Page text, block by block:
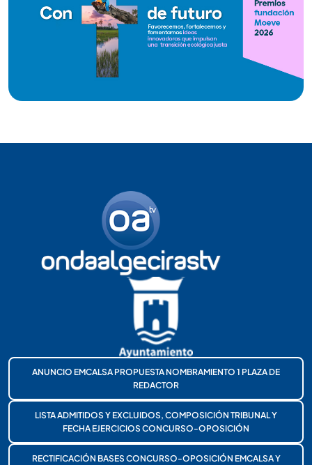
ANUNCIO EMCALSA PROPUESTA NOMBRAMIENTO 1 PLAZA DE
REDACTOR
LISTA ADMITIDOS Y EXCLUIDOS, COMPOSICIÓN TRIBUNAL Y
FECHA EJERCICIOS CONCURSO-OPOSICIÓN
RECTIFICACIÓN BASES CONCURSO-OPOSICIÓN EMCALSA Y